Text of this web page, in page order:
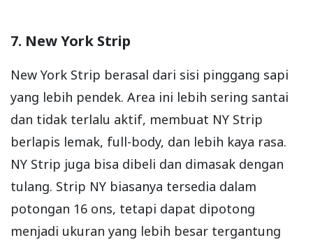
7. New York Strip
New York Strip berasal dari sisi pinggang sapi
yang lebih pendek. Area ini lebih sering santai
dan tidak terlalu aktif, membuat NY Strip
berlapis lemak, full-body, dan lebih kaya rasa.
NY Strip juga bisa dibeli dan dimasak dengan
tulang. Strip NY biasanya tersedia dalam
potongan 16 ons, tetapi dapat dipotong
menjadi ukuran yang lebih besar tergantung